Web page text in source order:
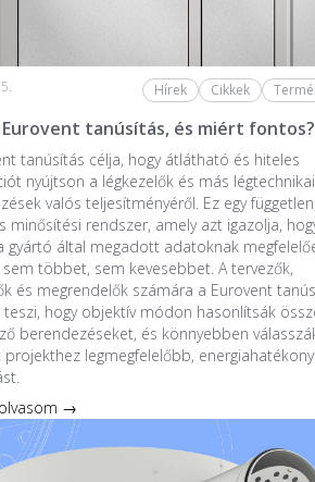
Hírek Cikkek
Eurovent tanúsítás, és miért fontos?
tanúsítás célja, hogy átlátható és hiteles
nyújtson a légkezelők és más légtechnikai
valós teljesítményéről. Ez egy független,
minősítési rendszer, amely azt igazolja,
gyártó által megadott adatoknak
többet, sem kevesebbet. A tervezők,
és megrendelők számára a Eurovent
teszi, hogy objektív módon hasonlítsák
berendezéseket, és könnyebben
legmegfelelőbb, energiahatékony
→